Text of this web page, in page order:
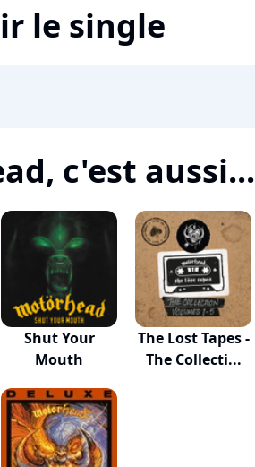
le single
c'est aussi...
Shut Your
Mouth
The Lost Tapes -
The Collecti...